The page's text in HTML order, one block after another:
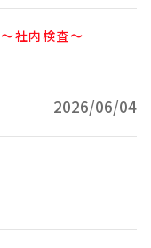
社内検査～
2026/06/04